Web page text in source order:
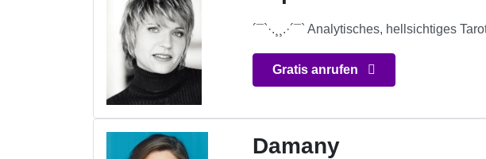
´¯`·.¸¸.·´¯` Analytisches, hellsichtiges
Gratis anrufen
Damany